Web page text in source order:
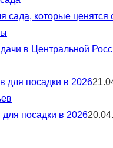
сада, которые ценятся
в Центральной
для посадки в 2026
посадки в 2026